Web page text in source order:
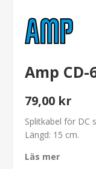
Amp CD-
79,00 kr
Splitkabel för DC
Längd: 15 cm.
Läs mer